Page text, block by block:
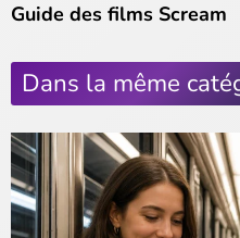
Guide des films Scream
Dans la même